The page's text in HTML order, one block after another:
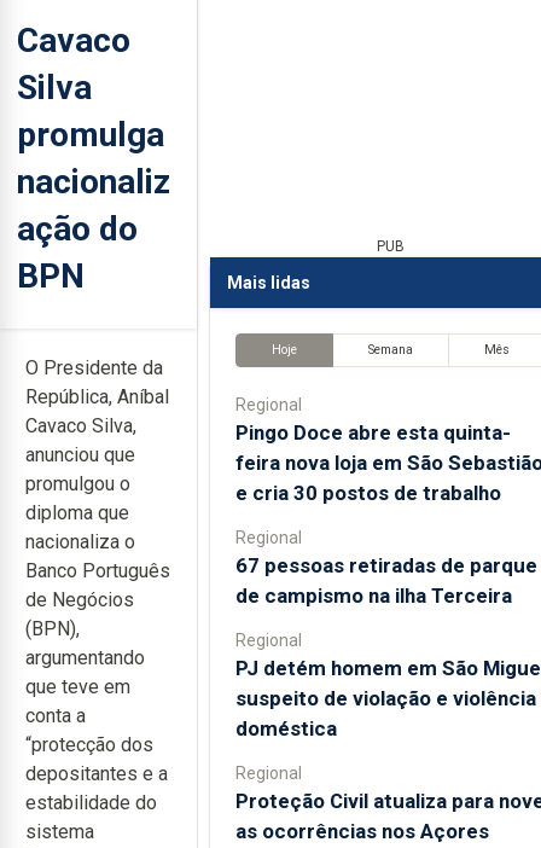
Cavaco
Silva
promulga
nacionaliz
ação do
BPN
O Presidente da
República, Aníbal
Cavaco Silva,
anunciou que
promulgou o
diploma que
nacionaliza o
Banco Português
de Negócios
(BPN),
argumentando
que teve em
conta a
“protecção dos
depositantes e a
estabilidade do
sistema
PUB
Mais lidas
Hoje Semana Mês
Regional
Pingo Doce abre esta quinta-
feira nova loja em São
e cria 30 postos de trabalho
Regional
67 pessoas retiradas de parque
de campismo na ilha Terceira
Regional
PJ detém homem em São
suspeito de violação e violência
doméstica
Regional
Proteção Civil atualiza para
as ocorrências nos Açores